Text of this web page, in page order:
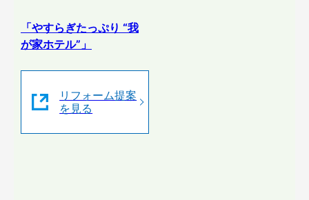
「やすらぎたっぷり “我
が家ホテル”」
リフォーム提案
を見る